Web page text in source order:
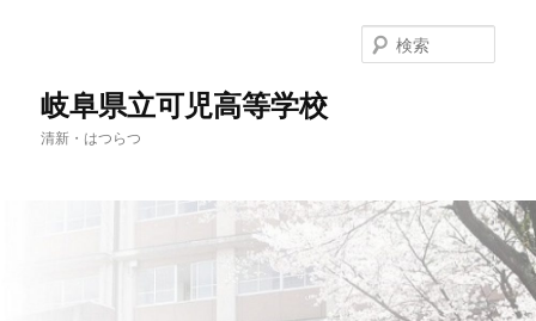
岐阜県立可児高等学校
清新・はつらつ
索